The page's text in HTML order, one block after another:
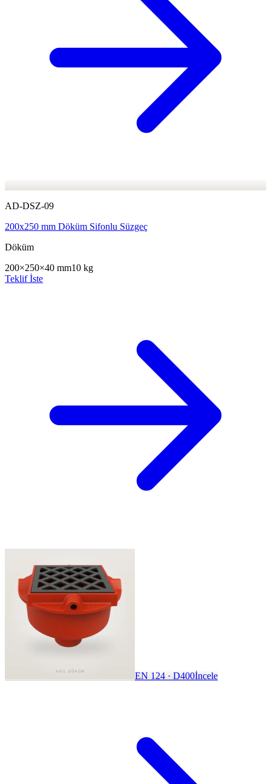
AD-DSZ-09
200x250 mm Döküm Sifonlu Süzgeç
Döküm
200×250×40 mm10 kg
Teklif İste
EN 124 · D400İncele